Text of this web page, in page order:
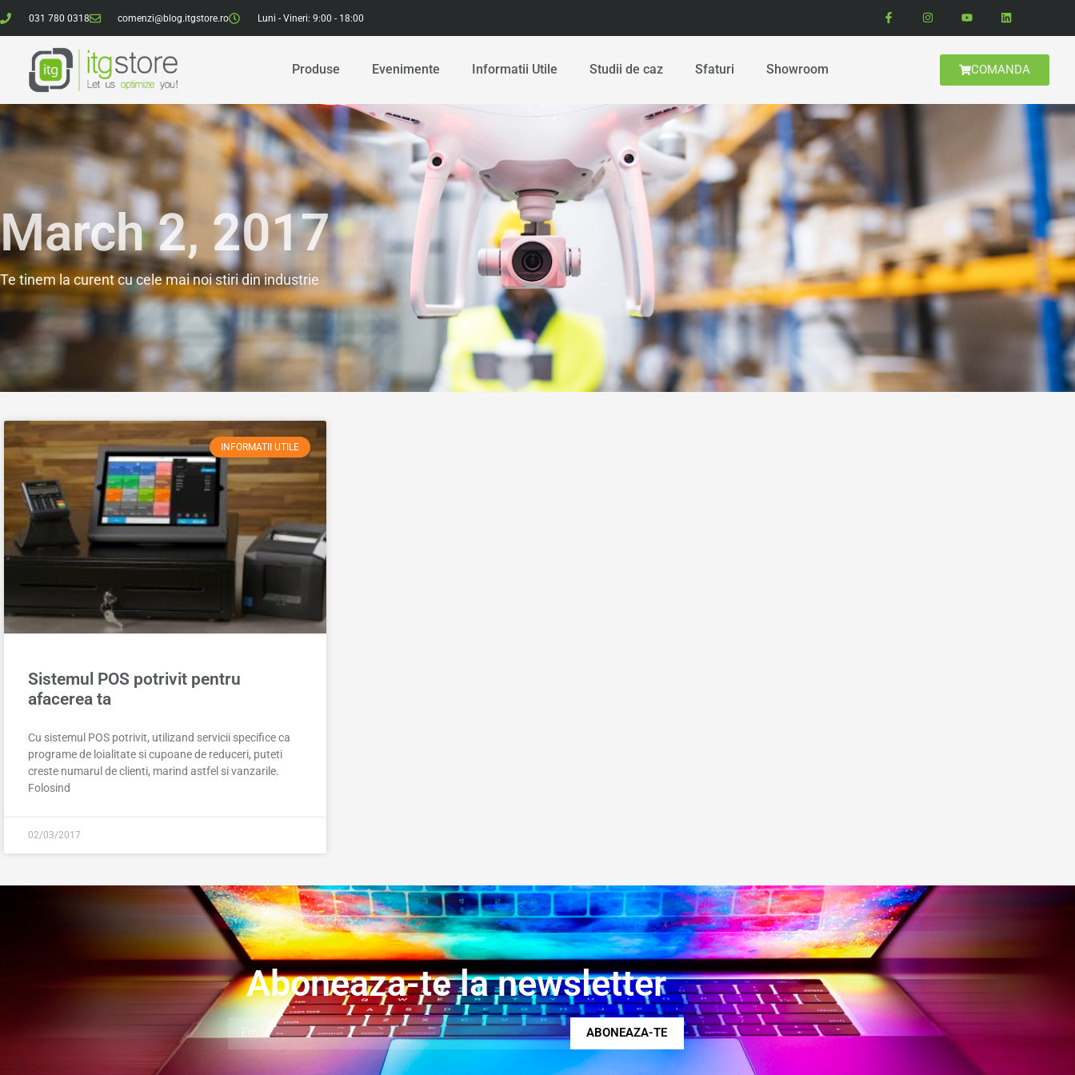
031 780 0318 comenzi@blog.itgstore.ro Luni - Vineri: 9:00 - 18:00
Produse Evenimente Informatii Utile Studii de caz Sfaturi Showroom COMANDA
March 2, 2017
Te tinem la curent cu cele mai noi stiri din industrie
INFORMATII UTILE
Sistemul POS potrivit pentru
afacerea ta
Cu sistemul POS potrivit, utilizand servicii specifice ca
programe de loialitate si cupoane de reduceri, puteti
creste numarul de clienti, marind astfel si vanzarile.
Folosind
02/03/2017
Aboneaza-te la newsletter
ABONEAZA-TE